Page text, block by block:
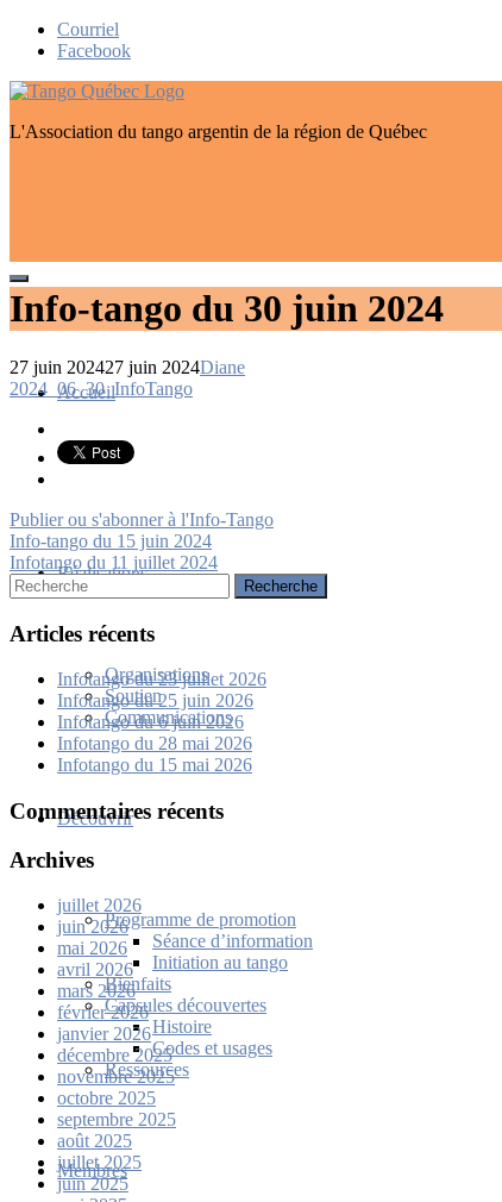
Skip
Courriel
Facebook
L'Association du tango argentin de la région de Québec
Accueil
Réalisations
Organisations
Soutien
Communications
Découvrir
Programme de promotion
Séance d’information
Initiation au tango
Bienfaits
Capsules découvertes
Histoire
Codes et usages
Ressources
Membres
Info-tango du 30 juin 2024
27 juin 202427 juin 2024Diane
Navigation
l’article
2024_06_30_InfoTango
Publier ou s'abonner à l'Info-Tango
Navigation
de
l’article
Info-tango du 15 juin 2024
Infotango du 11 juillet 2024
Rechercher:
Articles récents
Infotango du 23 juillet 2026
Infotango du 25 juin 2026
Infotango du 6 juin 2026
Infotango du 28 mai 2026
Infotango du 15 mai 2026
Commentaires récents
Archives
juillet 2026
juin 2026
mai 2026
avril 2026
mars 2026
février 2026
janvier 2026
décembre 2025
novembre 2025
octobre 2025
septembre 2025
août 2025
juillet 2025
juin 2025